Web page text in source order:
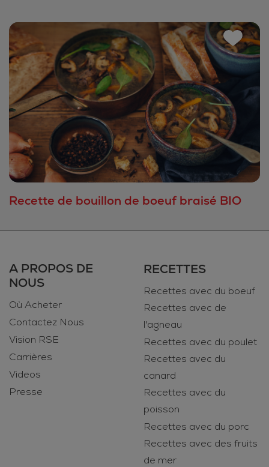
Recette de bouillon de boeuf braisé BIO
A PROPOS DE
NOUS
Où Acheter
Contactez Nous
Vision RSE
Carrières
Videos
Presse
RECETTES
Recettes avec du boeuf
Recettes avec de
l'agneau
Recettes avec du poulet
Recettes avec du
canard
Recettes avec du
poisson
Recettes avec du porc
Recettes avec des fruits
de mer